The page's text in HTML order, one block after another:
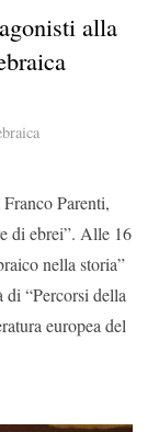
alla
Parenti,
di ebrei”. Alle 16
nella storia”
“Percorsi della
europea del